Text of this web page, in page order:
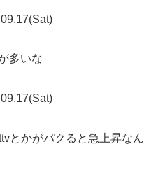
多いな
とかがパクると急上昇なん